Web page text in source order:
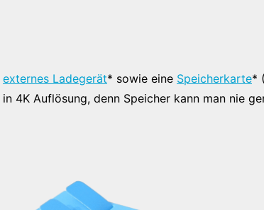
externes Ladegerät* sowie eine Speicherkarte*
4K Auflösung, denn Speicher kann man nie